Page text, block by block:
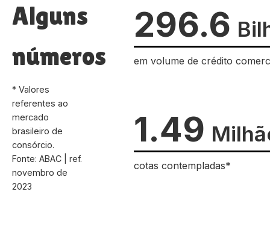
Alguns
números
* Valores
referentes ao
mercado
brasileiro de
consórcio.
Fonte: ABAC | ref.
novembro de
2023
296.6
em volume de crédito
1.49
cotas contempladas*